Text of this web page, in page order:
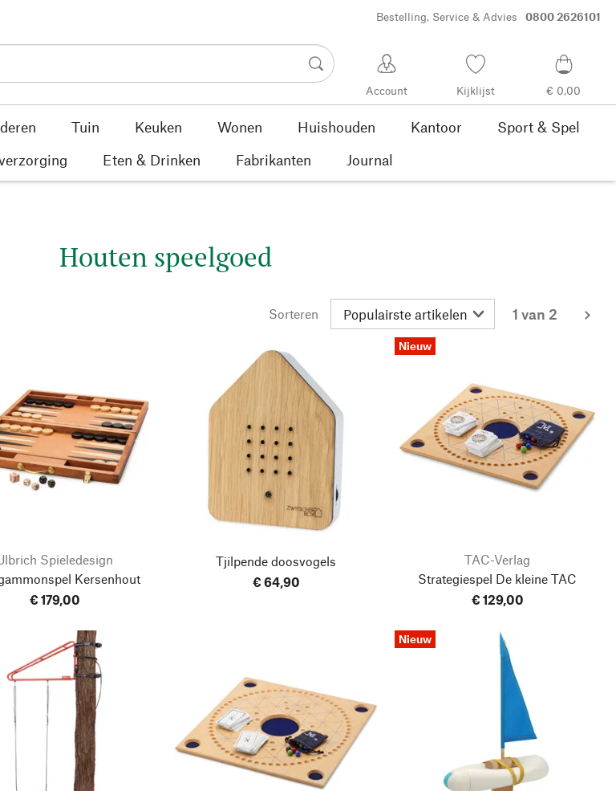
Bestelling, Service & Advies 0800 2626101
Account Kijklijst € 0,00
Tuin Keuken Wonen Huishouden Kantoor
Sport & Spel
Eten & Drinken Fabrikanten Journal
Houten speelgoed
Sorteren
1 van 2
Spieledesign
Kersenhout
€ 179,00
Tjilpende doosvogels
€ 64,90
Nieuw
TAC-Verlag
Strategiespel De kleine TAC
€ 129,00
Nieuw